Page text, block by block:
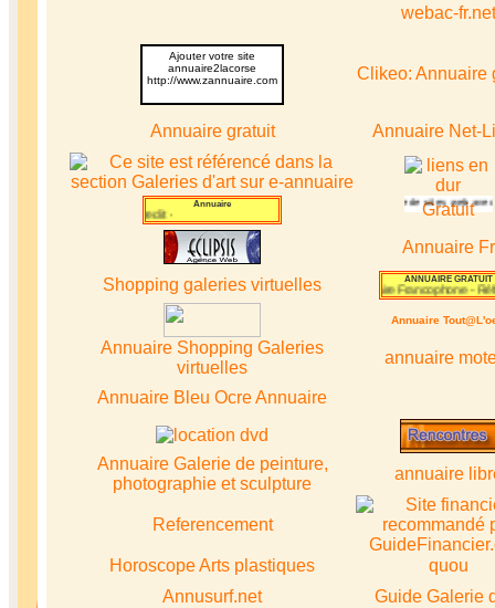
webac-fr.net
Ajouter votre site
annuaire2lacorse
http://www.zannuaire.com
Clikeo: Annuaire
Annuaire gratuit Annuaire Net-
annuaire babulleest unannuaire gratuit généraliste de sites web
Annuaire
Credit-
Gratuit
Annuaire Fr
Shopping galeries virtuelles ANNUAIRE GRATUIT
Annuaire Francophone-
Annuaire
Gratuit-Annuaire
Annuaire Shopping Galeries
virtuelles
annuaire
Annuaire Bleu Ocre Annuaire
Annuaire Galerie de peinture,
photographie et sculpture
annuaire
Referencement
HoroscopeArts plastiques
quou
Annusurf.net
Guide Galerie